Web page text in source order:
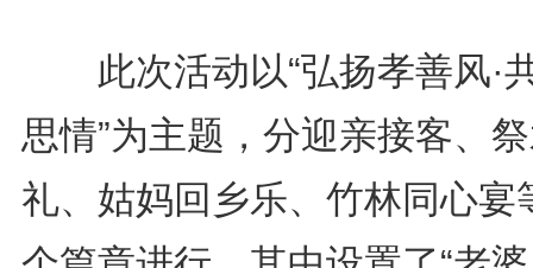
此次活动以“弘扬孝善风·
思情”为主题，分迎亲接客、
礼、姑妈回乡乐、竹林同心宴